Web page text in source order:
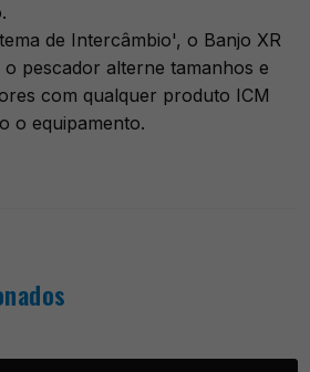
de Intercâmbio', o Banjo XR
o pescador alterne tamanhos e
com qualquer produto ICM
o equipamento.